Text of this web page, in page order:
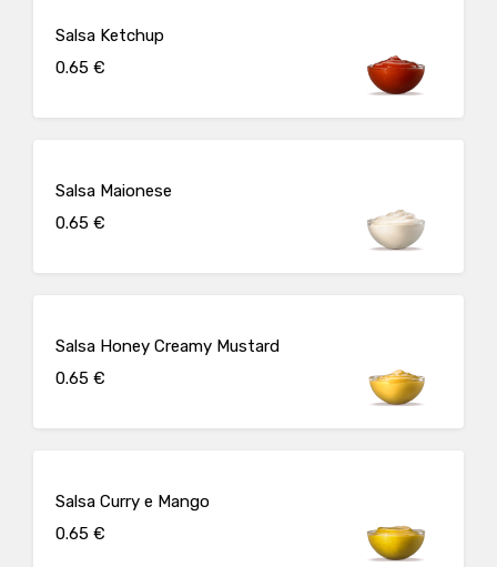
Salsa Ketchup
0.65 €
Salsa Maionese
0.65 €
Salsa Honey Creamy Mustard
0.65 €
Salsa Curry e Mango
0.65 €